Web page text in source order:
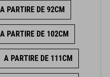
A PARTIRE DE 92CM
A PARTIRE DE 102CM
A PARTIRE DE 111CM